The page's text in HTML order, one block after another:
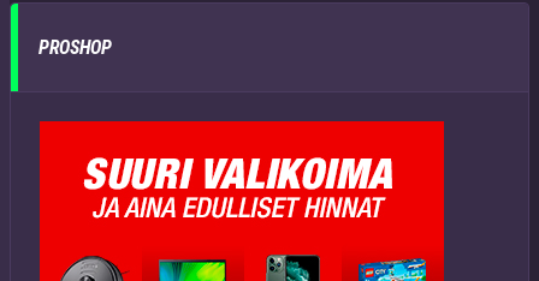
PROSHOP